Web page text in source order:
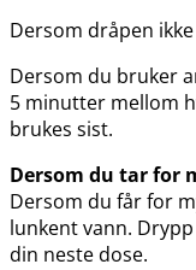
Dersom dråpen
Dersom du bruker
5 minutter mellom
brukes sist.
Dersom du tar for
Dersom du får for
lunkent vann.
din neste dose.